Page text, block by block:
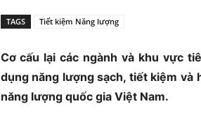
Ủ
TAGS Tiết kiệm Năng lượng
Cơ cấu lại các ngành và khu vực
dụng năng lượng sạch, tiết kiệm
năng lượng quốc gia Việt Nam.